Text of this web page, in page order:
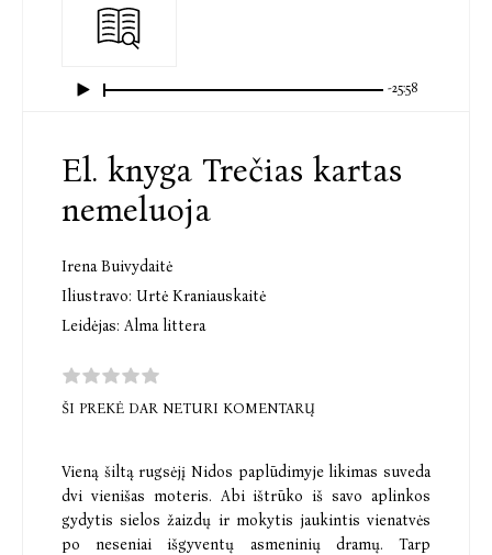
-25:58
El. knyga Trečias kartas
nemeluoja
Irena Buivydaitė
Iliustravo: Urtė Kraniauskaitė
Leidėjas: Alma littera
ŠI PREKĖ DAR NETURI KOMENTARŲ
Vieną šiltą rugsėjį Nidos paplūdimyje likimas suveda
dvi vienišas moteris. Abi ištrūko iš savo aplinkos
gydytis sielos žaizdų ir mokytis jaukintis vienatvės
po neseniai išgyventų asmeninių dramų. Tarp